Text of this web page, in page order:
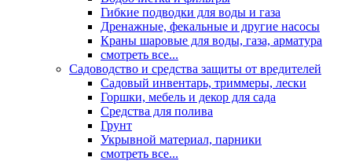
Гибкие подводки для воды и газа
Дренажные, фекальные и другие насосы
Краны шаровые для воды, газа, арматура
смотреть все...
Садоводство и средства защиты от вредителей
Садовый инвентарь, триммеры, лески
Горшки, мебель и декор для сада
Средства для полива
Грунт
Укрывной материал, парники
смотреть все...